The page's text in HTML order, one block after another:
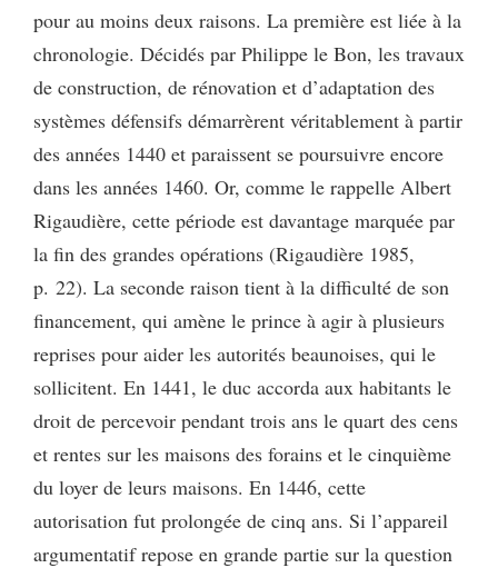
pour au moins deux raisons. La première est liée à la
chronologie. Décidés par Philippe le Bon, les travaux
de construction, de rénovation et d’adaptation des
systèmes défensifs démarrèrent véritablement à partir
des années 1440 et paraissent se poursuivre encore
dans les années 1460. Or, comme le rappelle Albert
Rigaudière, cette période est davantage marquée par
la fin des grandes opérations (Rigaudière 1985,
p. 22). La seconde raison tient à la difficulté de son
financement, qui amène le prince à agir à plusieurs
reprises pour aider les autorités beaunoises, qui le
sollicitent. En 1441, le duc accorda aux habitants le
droit de percevoir pendant trois ans le quart des cens
et rentes sur les maisons des forains et le cinquième
du loyer de leurs maisons. En 1446, cette
autorisation fut prolongée de cinq ans. Si l’appareil
argumentatif repose en grande partie sur la question